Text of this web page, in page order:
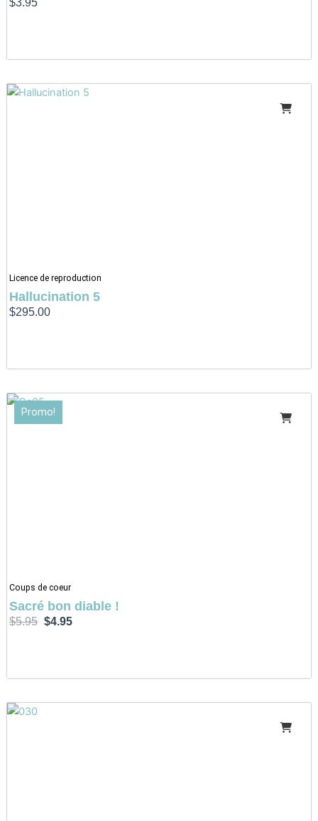
Licence de reproduction
Hallucination 5
$295.00
Promo!
Coups de coeur
Sacré bon diable !
$5.95
Le
prix
initial
$4.95